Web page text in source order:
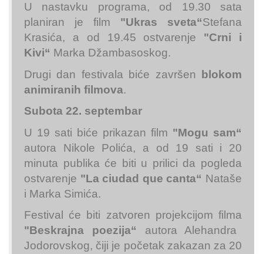
U nastavku programa, od 19.30 sata
planiran je film "Ukras sveta“Stefana
Krasića, a od 19.45 ostvarenje "Crni i
Kivi“ Marka Džambasoskog.
Drugi dan festivala biće završen blokom
animiranih filmova.
Subota 22. septembar
U 19 sati biće prikazan film "Mogu sam“
autora Nikole Polića, a od 19 sati i 20
minuta publika će biti u prilici da pogleda
ostvarenje "La ciudad que canta“ Nataše
i Marka Simića.
Festival će biti zatvoren projekcijom filma
"Beskrajna poezija“ autora Alehandra
Jodorovskog, čiji je početak zakazan za 20